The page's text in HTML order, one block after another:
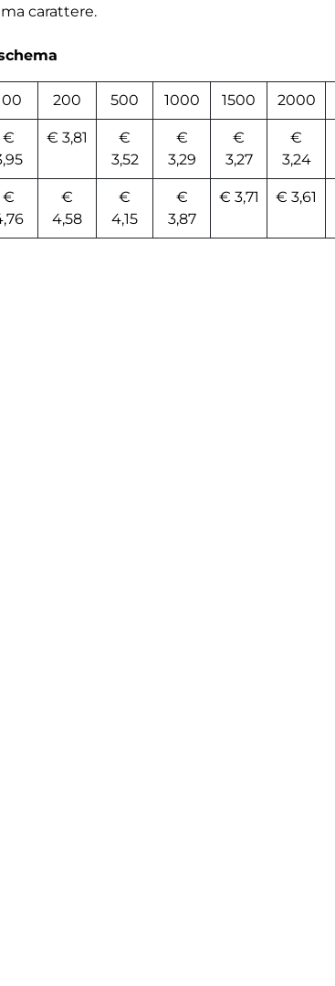
carattere.
200 500 1000 1500 2000
€
€ 3,81
€
3,52
€
3,29
€
3,27
€
3,24
€
€
4,58
€
4,15
€
3,87
€ 3,71 € 3,61